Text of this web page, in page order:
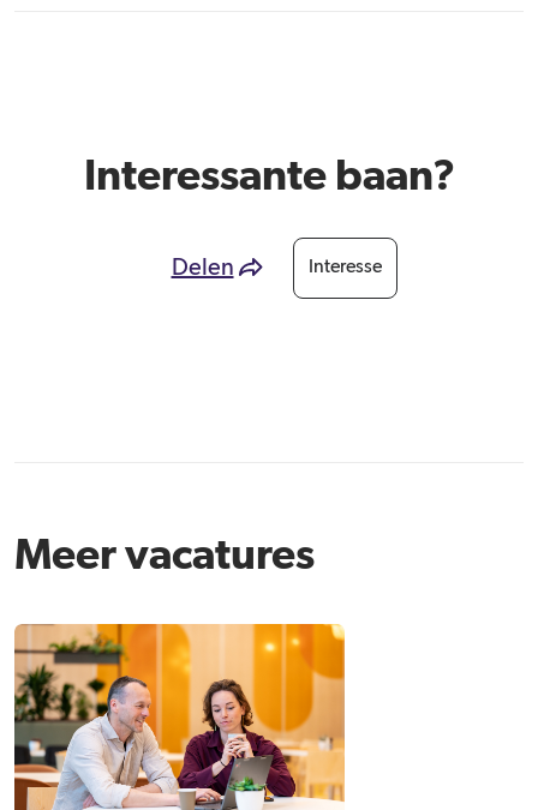
Interessante baan?
Delen Interesse
Meer vacatures